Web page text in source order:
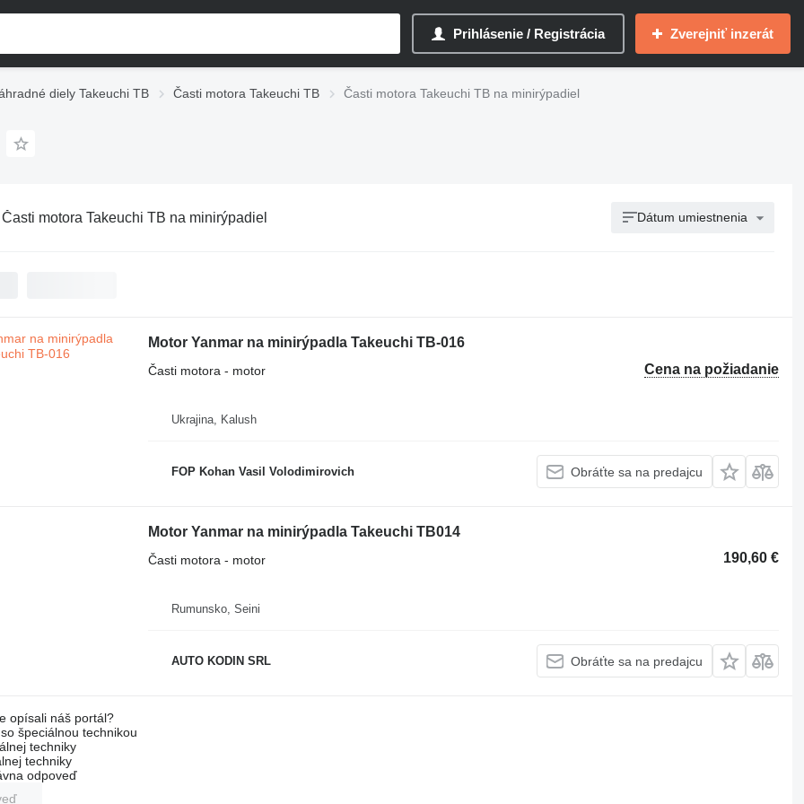
Prihlásenie / Registrácia Zverejniť inzerát
diely Takeuchi TB Časti motora Takeuchi TB Časti motora Takeuchi TB na minirýpadiel
Časti motora Takeuchi TB na minirýpadiel Dátum umiestnenia
Motor Yanmar na minirýpadla Takeuchi TB-016
Cena na požiadanie
Časti motora - motor
Ukrajina, Kalush
FOP Kohan Vasil Volodimirovich Obráťte sa na predajcu
Motor Yanmar na minirýpadla Takeuchi TB014
190,60 €
Časti motora - motor
Rumunsko, Seini
AUTO KODIN SRL Obráťte sa na predajcu
opísali náš portál?
špeciálnou technikou
techniky
techniky
odpoveď